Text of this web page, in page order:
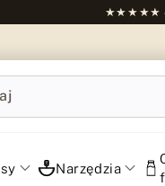
★★★★★
Narzędzia